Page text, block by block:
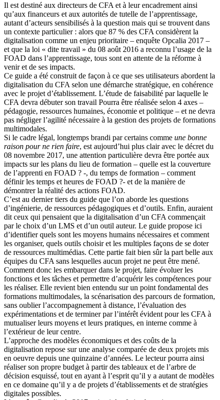
Il est destiné aux directeurs de CFA et à leur encadrement ainsi
qu’aux financeurs et aux autorités de tutelle de l’apprentissage,
autant d’acteurs sensibilisés à la question mais qui se trouvent dans
un contexte particulier : alors que 87 % des CFA considèrent la
digitalisation comme un enjeu prioritaire – enquête Opcalia 2017 –
et que la loi « dite travail » du 08 août 2016 a reconnu l’usage de la
FOAD dans l’apprentissage, tous sont en attente de la réforme à
venir et de ses impacts.
Ce guide a été construit de façon à ce que ses utilisateurs abordent la
digitalisation du CFA selon une démarche stratégique, en cohérence
avec le projet d’établissement. L’étude de faisabilité par laquelle le
CFA devra débuter son travail Pourra être réalisée selon 4 axes –
pédagogie, ressources humaines, économie et politique – et ne devra
pas négliger l’agilité nécessaire à la gestion des projets de formations
multimodales.
Si le cadre légal, longtemps brandi par certains comme une bonne
raison pour ne rien faire, est aujourd’hui plus clair avec le décret du
08 novembre 2017, une attention particulière devra être portée aux
impacts sur les plans du lieu de formation – quelle est la couverture
de l’apprenti en FOAD ? -, du temps de formation – comment
définir les temps et heures de FOAD ?- et de la manière de
démontrer la réalité des actions FOAD.
C’est au dernier tiers du guide que l’on aborde les questions
d’ingénierie, de ressources pédagogiques et d’outils. Enfin, auraient
dit ceux qui pensaient que la digitalisation d’un CFA commençait
par le choix d’un LMS et d’un outil auteur. Le guide propose ici
d’identifier quels sont les moyens humains nécessaires et comment
les organiser, quels outils choisir et les multiples façons de se doter
de ressources multimédias. Cette partie fait bien sûr la part belle aux
équipes du CFA sans lesquelles aucun projet ne peut être mené.
Comment donc les embarquer dans le projet, faire évoluer les
fonctions et les tâches et permettre d’acquérir les compétences pour
les réaliser. Elle revient bien entendu sur un point fondamental des
formations multimodales, la scénarisation des parcours de formation,
sans oublier l’accompagnement à distance, l’évaluation des
expérimentations et de terminer par l’intérêt évident pour les CFA à
mutualiser leurs moyens et leurs pratiques, en interne comme à
l’extérieur de leur centre.
L’approche des modèles économiques et des coûts de la
digitalisation repose sur une analyse comparée de deux projets mis
en oeuvre depuis une quinzaine d’années. Le lecteur pourra ainsi
réaliser son propre budget à partir des tableaux et de l’arbre de
décision esquissé, tout en ayant à l’esprit qu’il y a autant de modèles
en ce domaine qu’il y a de projets d’établissements et de stratégies
digitales possibles.